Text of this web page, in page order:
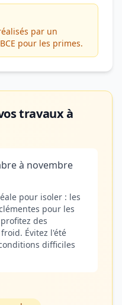
par un
pour les primes.
travaux à
à novembre
pour isoler : les
pour les
des
Évitez l'été
difficiles